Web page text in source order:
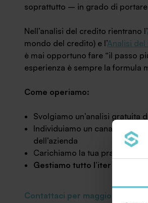
soprattutto – in grado di portare
Nell’analisi del credito rientrano l’
mondo del credito) e l’Analisi
è mai opportuno fare “il passo
esperienza è sempre la formula
Come operiamo:
Svolgiamo un’analisi gratuita
Individuiamo un canale di
dell’azienda
Carichiamo la tua pratica
Gestiamo tutto l’iter
Contattaci per maggiori